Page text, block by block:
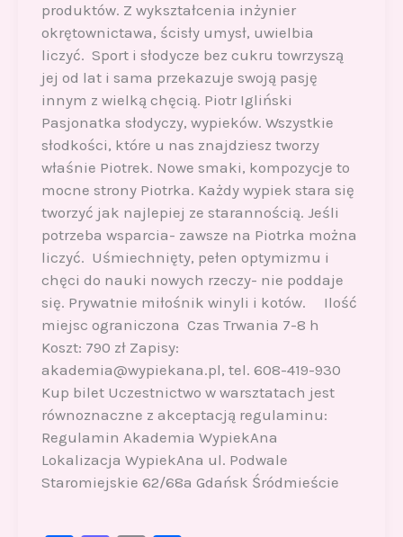
produktów. Z wykształcenia inżynier
okrętownictawa, ścisły umysł, uwielbia
liczyć. Sport i słodycze bez cukru towrzyszą
jej od lat i sama przekazuje swoją pasję
innym z wielką chęcią. Piotr Igliński
Pasjonatka słodyczy, wypieków. Wszystkie
słodkości, które u nas znajdziesz tworzy
właśnie Piotrek. Nowe smaki, kompozycje to
mocne strony Piotrka. Każdy wypiek stara się
tworzyć jak najlepiej ze starannością. Jeśli
potrzeba wsparcia- zawsze na Piotrka można
liczyć. Uśmiechnięty, pełen optymizmu i
chęci do nauki nowych rzeczy- nie poddaje
się. Prywatnie miłośnik winyli i kotów. Ilość
miejsc ograniczona Czas Trwania 7-8 h
Koszt: 790 zł Zapisy:
akademia@wypiekana.pl, tel. 608-419-930
Kup bilet Uczestnictwo w warsztatach jest
równoznaczne z akceptacją regulaminu:
Regulamin Akademia WypiekAna
Lokalizacja WypiekAna ul. Podwale
Staromiejskie 62/68a Gdańsk Śródmieście